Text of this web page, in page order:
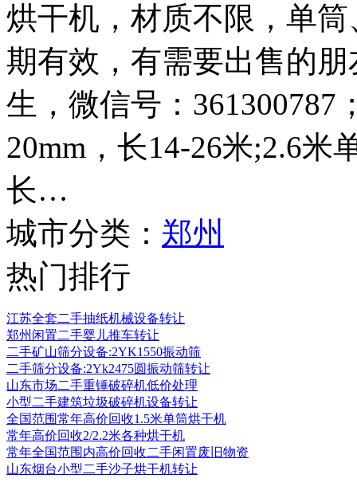
烘干机，材质不限，单
期有效，有需要出售的朋
生，微信号：361300787
20mm，长14-26米;2.6米
长…
城市分类： 郑州
热门排行
江苏全套二手抽纸机械设备转让
郑州闲置二手婴儿推车转让
二手矿山筛分设备:2YK1550振动筛
二手筛分设备:2Yk2475圆振动筛转让
山东市场二手重锤破碎机低价处理
小型二手建筑垃圾破碎机设备转让
全国范围常年高价回收1.5米单筒烘干机
常年高价回收2/2.2米各种烘干机
常年全国范围内高价回收二手闲置废旧物资
山东烟台小型二手沙子烘干机转让